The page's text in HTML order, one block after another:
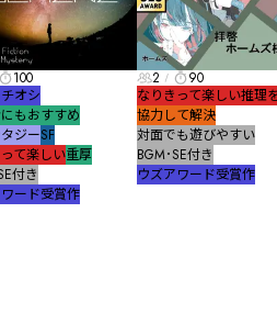
100
オシ
もおすすめ
ジーSF
て楽しい重厚
付き
ード受賞作
2
90
なりきって楽しい推理
協力して解決
対面でも遊びやすい
BGM･SE付き
ウズアワード受賞作